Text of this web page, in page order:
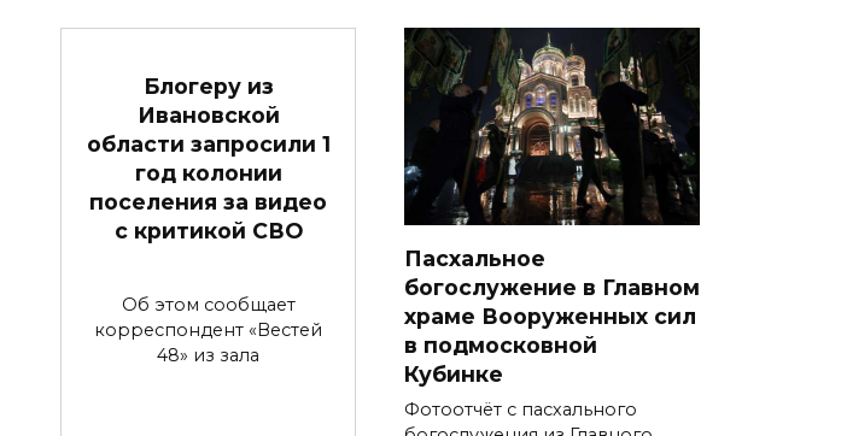
Блогеру из
Ивановской
области запросили 1
год колонии
поселения за видео
с критикой СВО
Об этом сообщает
корреспондент «Вестей
48» из зала
Пасхальное
богослужение в Главном
храме Вооруженных сил
в подмосковной
Кубинке
Фотоотчёт с пасхального